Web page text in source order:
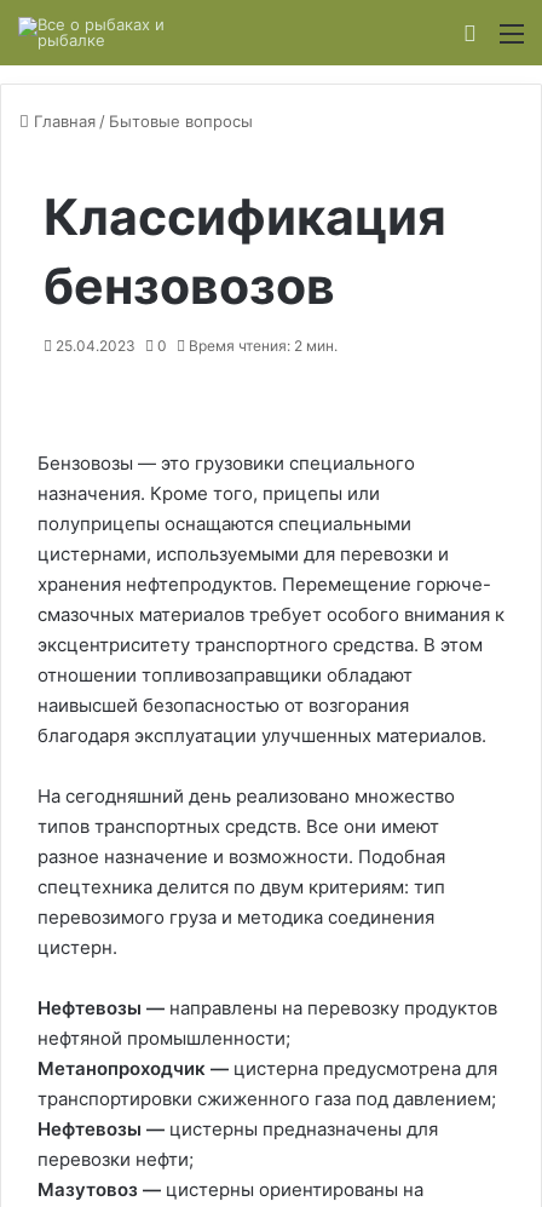
Главная / Бытовые вопросы
Классификация
бензовозов
25.04.2023 0 Время чтения: 2 мин.
Бензовозы — это грузовики специального
назначения. Кроме того, прицепы или
полуприцепы оснащаются специальными
цистернами, используемыми для перевозки и
хранения нефтепродуктов. Перемещение горюче-
смазочных материалов требует особого внимания к
эксцентриситету транспортного средства. В этом
отношении топливозаправщики обладают
наивысшей безопасностью от возгорания
благодаря эксплуатации улучшенных материалов.
На сегодняшний день реализовано множество
типов транспортных средств. Все они имеют
разное назначение и возможности. Подобная
спецтехника делится по двум критериям: тип
перевозимого груза и методика соединения
цистерн.
Нефтевозы — направлены на перевозку продуктов
нефтяной промышленности;
Метанопроходчик — цистерна предусмотрена для
транспортировки сжиженного газа под давлением;
Нефтевозы — цистерны предназначены для
перевозки нефти;
Мазутовоз — цистерны ориентированы на